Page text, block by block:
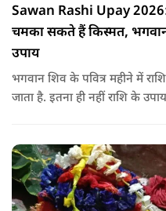
Sawan Rashi Upay
चमका सकते हैं किस्मत,
उपाय
भगवान शिव के पवित्र महीने में
जाता है. इतना ही नहीं राशि के